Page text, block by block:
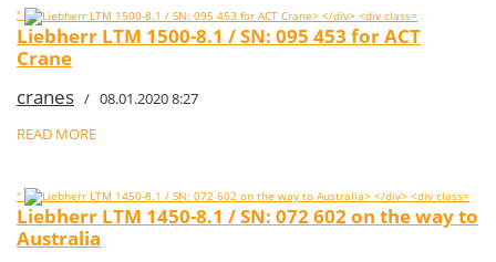
"
Liebherr LTM 1500-8.1 / SN: 095 453 for ACT
Crane
cranes / 08.01.2020 8:27
READ MORE
"
Liebherr LTM 1450-8.1 / SN: 072 602 on the way to
Australia